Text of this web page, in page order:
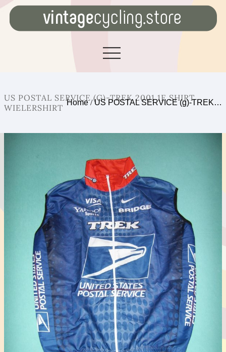
US POSTAL SERVICE (G)-TREK 2001 1E SHIRT
WIELERSHIRT
Home/US POSTAL SERVICE (g)-TREK…